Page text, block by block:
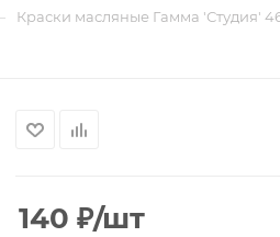
Краски масляные Гамма 'Студия'
140 ₽/шт